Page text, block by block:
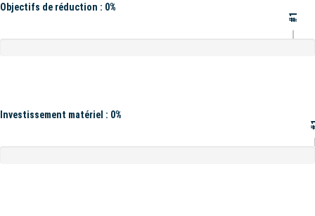
Objectifs de réduction : 0%
#1
Investissement matériel : 0%